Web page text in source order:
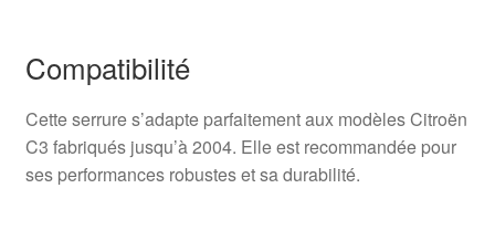
Compatibilité
Cette serrure s’adapte parfaitement aux modèles Citroën
C3 fabriqués jusqu’à 2004. Elle est recommandée pour
ses performances robustes et sa durabilité.